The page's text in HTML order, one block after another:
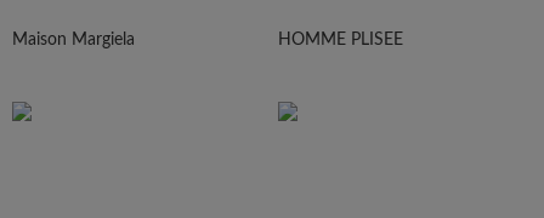
Maison Margiela HOMME PLISEE